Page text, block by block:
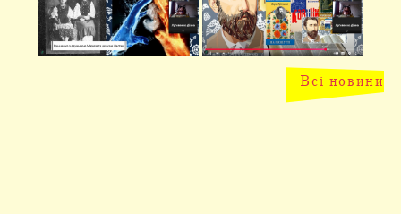
Всі новини